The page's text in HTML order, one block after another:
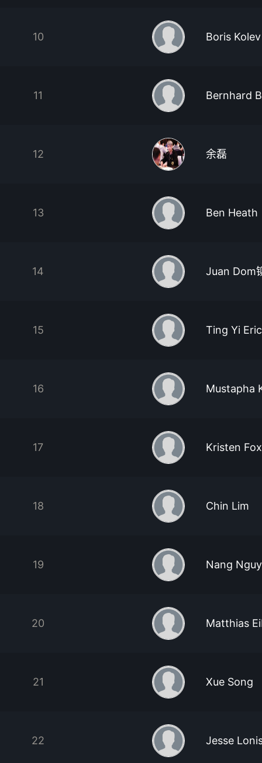
10 Boris Kolev
11 Bernhard
12 余磊
13 Ben Heath
14 Juan Dom
15 Ting Yi
16 Mustapha
17 Kristen
18 Chin Lim
19 Nang
20 Matthias
21 Xue Song
22 Jesse